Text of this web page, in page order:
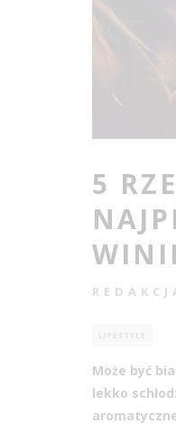
5
LIFESTYLE
Może być
lekko